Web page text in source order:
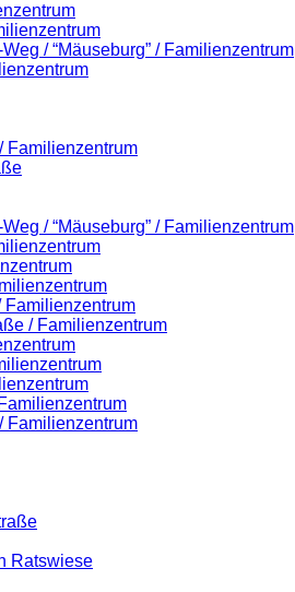
/ “Mäuseburg” / Familienzentrum
Familienzentrum
/ “Mäuseburg” / Familienzentrum
Familienzentrum
/ Familienzentrum
Familienzentrum
Ratswiese